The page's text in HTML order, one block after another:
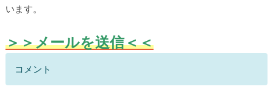
います。
＞＞メールを送信＜＜
コメント